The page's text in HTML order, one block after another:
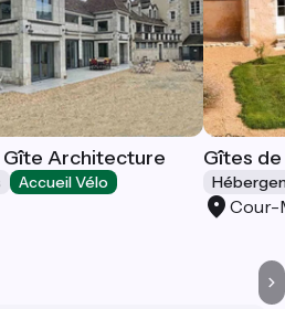
Gîte Architecture
Accueil Vélo
Gîtes
Cour-